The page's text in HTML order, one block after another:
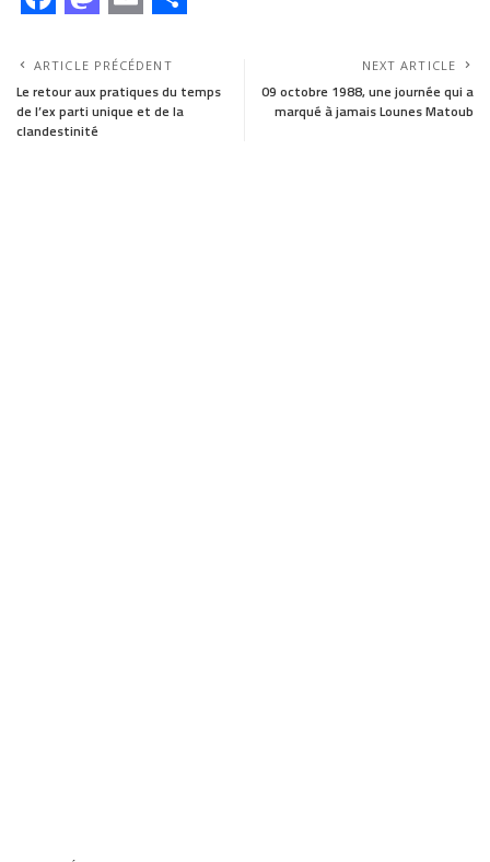
a
c
e
a
s
t
m
a
h
a
ARTICLE PRÉCÉDENT
Le retour aux pratiques du temps
de l’ex parti unique et de la
clandestinité
NEXT ARTICLE
09 octobre 1988, une journée qui a
marqué à jamais Lounes Matoub